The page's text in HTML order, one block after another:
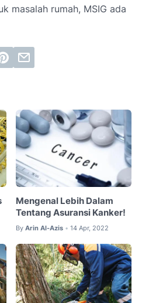
masalah rumah, MSIG ada
Mengenal Lebih Dalam
Tentang Asuransi Kanker!
By Arin Al-Azis • 14 Apr, 2022